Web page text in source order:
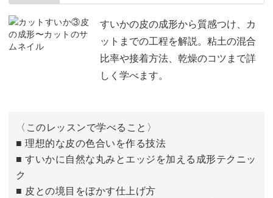
実の質感を表現する 09:16
すいかの種を埋める 14:53
すいかの皮の成形から質感つけ、カ
ットまでの工程を解説。粘土の混合
比率や接着方法、乾燥のコツまで詳
しく学べます。
〈このレッスンで学べること〉
■ 理想的な皮の色合いを作る技法
■ すいかに自然な丸みとエッジを加える成形テクニッ
ク
■ 皮との境目をぼかす仕上げ方